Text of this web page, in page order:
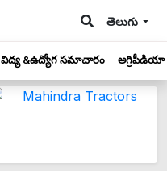
తెలుగు
విద్య &ఉద్యోగ సమాచారం అగ్రిపీడియా